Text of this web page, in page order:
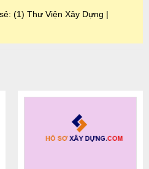
(1) Thư Viện Xây Dựng |